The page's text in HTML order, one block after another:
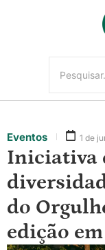
Eventos 1 de
Iniciativa
do
edição